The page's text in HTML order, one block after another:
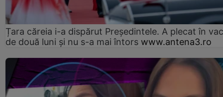
Țara căreia i-a dispărut Președintele. A plecat în
de două luni și nu s-a mai întors www.antena3.ro